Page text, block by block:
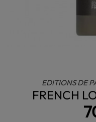
EDITIONS DE
FRENCH